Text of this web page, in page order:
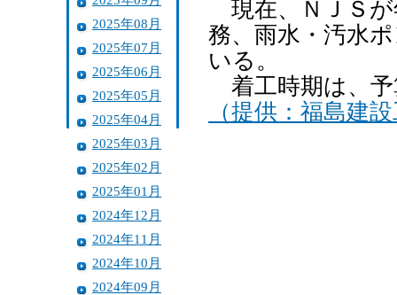
2025年08月
2025年07月
2025年06月
2025年05月
2025年04月
2025年03月
2025年02月
2025年01月
2024年12月
2024年11月
2024年10月
2024年09月
現在、ＮＪＳが
務、雨水・汚水
いる。
着工時期は、予
（提供：福島建